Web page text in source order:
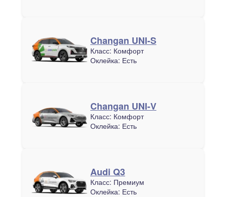
Changan UNI-S
Класс: Комфорт
Оклейка: Есть
Changan UNI-V
Класс: Комфорт
Оклейка: Есть
Audi Q3
Класс: Премиум
Оклейка: Есть